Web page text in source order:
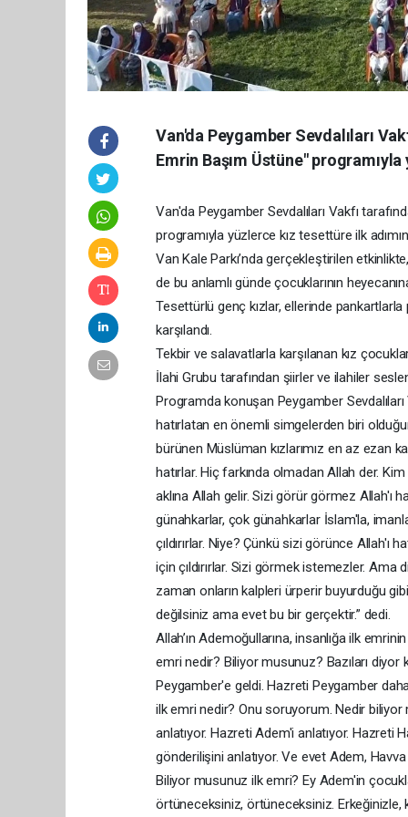
Van'da Peygamber Sevdalıları
Emrin Başım Üstüne"
Van'da Peygamber Sevdalıları Vakfı
programıyla yüzlerce kız tesettüre ilk
Van Kale Parkı’nda gerçekleştirilen
de bu anlamlı günde çocuklarının
Tesettürlü genç kızlar, ellerinde
karşılandı.
Tekbir ve salavatlarla karşılanan kız
İlahi Grubu tarafından şiirler ve ilahiler
Programda konuşan Peygamber
hatırlatan en önemli simgelerden biri
bürünen Müslüman kızlarımız en az ezan
hatırlar. Hiç farkında olmadan Allah der.
aklına Allah gelir. Sizi görür görmez Allah'ı
günahkarlar, çok günahkarlar İslam'la,
çıldırırlar. Niye? Çünkü sizi görünce Allah'ı
için çıldırırlar. Sizi görmek istemezler. Ama
zaman onların kalpleri ürperir buyurduğu
değilsiniz ama evet bu bir gerçektir.” dedi.
Allah’ın Ademoğullarına, insanlığa ilk
emri nedir? Biliyor musunuz? Bazıları diyor
Peygamber'e geldi. Hazreti Peygamber
ilk emri nedir? Onu soruyorum. Nedir
anlatıyor. Hazreti Adem'i anlatıyor. Hazreti
gönderilişini anlatıyor. Ve evet Adem,
Biliyor musunuz ilk emri? Ey Adem'in
örtüneceksiniz, örtüneceksiniz. Erkeğinizle,